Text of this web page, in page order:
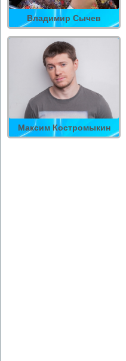
Владимир Сычев
Максим Костромыкин